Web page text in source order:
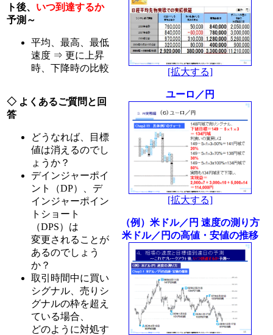
ト後、 いつ到達するか
予測～
平均、最高、最低
速度 ⇒ 更に上昇
時、下降時の比較
◇ よくあるご質問と回
答
どうなれば、目標
値は消えるのでし
ょうか？
デインジャーポイ
ント（DP）、デ
インジャーポイン
トショート
（DPS）は
変更されることが
あるのでしょう
か？
取引時間中に買い
シグナル、売りシ
グナルの枠を超え
ている場合、
どのように対処す
[拡大する]
ユーロ／円
[拡大する]
（例）米ドル／円 速度の測り方
米ドル／円の高値・安値の推移